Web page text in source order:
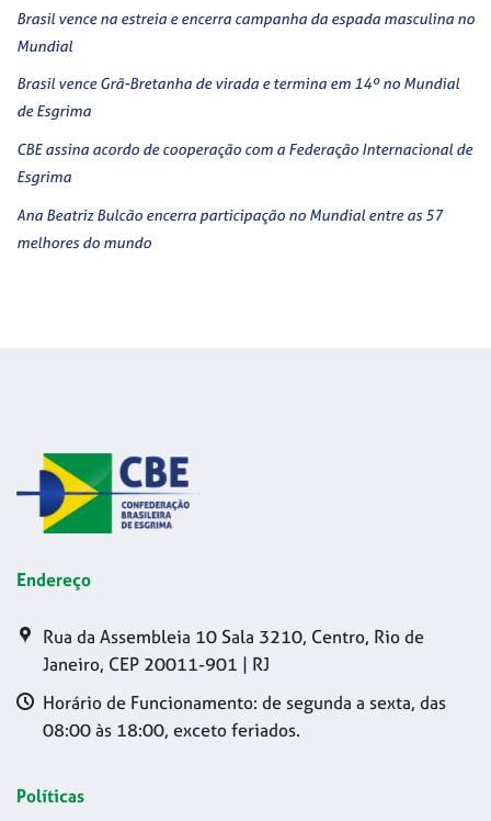
Brasil vence na estreia e encerra campanha da espada masculina no
Mundial
Brasil vence Grã-Bretanha de virada e termina em 14º no Mundial
de Esgrima
CBE assina acordo de cooperação com a Federação Internacional de
Esgrima
Ana Beatriz Bulcão encerra participação no Mundial entre as 57
melhores do mundo
Endereço
Rua da Assembleia 10 Sala 3210, Centro, Rio de
Janeiro, CEP 20011-901 | RJ
Horário de Funcionamento: de segunda a sexta, das
08:00 às 18:00, exceto feriados.
Políticas